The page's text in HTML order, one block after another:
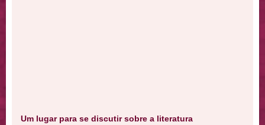
Um lugar para se discutir sobre a literatura